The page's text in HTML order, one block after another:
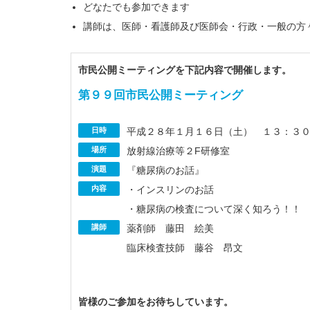
どなたでも参加できます
講師は、医師・看護師及び医師会・行政・一般の
市民公開ミーティングを下記内容で開催します。
第９９回市民公開ミーティング
日時 平成２８年１月１６日（土） １３：３
場所 放射線治療等２F研修室
演題 『糖尿病のお話』
内容
・インスリンのお話
・糖尿病の検査について深く知ろう！！
講師
薬剤師 藤田 絵美
臨床検査技師 藤谷 昂文
皆様のご参加をお待ちしています。